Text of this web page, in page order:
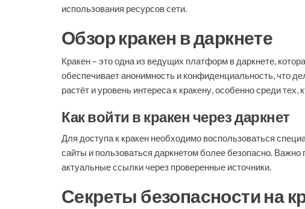
использования ресурсов сети.
Обзор кракен в даркнете
Кракен – это одна из ведущих платформ в даркнете,
обеспечивает анонимность и конфиденциальность, что
растёт и уровень интереса к кракену, особенно среди
Как войти в кракен через даркнет
Для доступа к кракен необходимо воспользоваться
сайты и пользоваться даркнетом более безопасно.
актуальные ссылки через проверенные источники.
Секреты безопасности на